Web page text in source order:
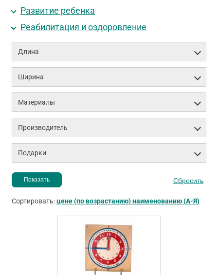
Развитие ребенка
Реабилитация и оздоровление
Длина
Ширина
Материалы
Производитель
Подарки
Сортировать:цене (по возрастанию)наименованию (А-Я)